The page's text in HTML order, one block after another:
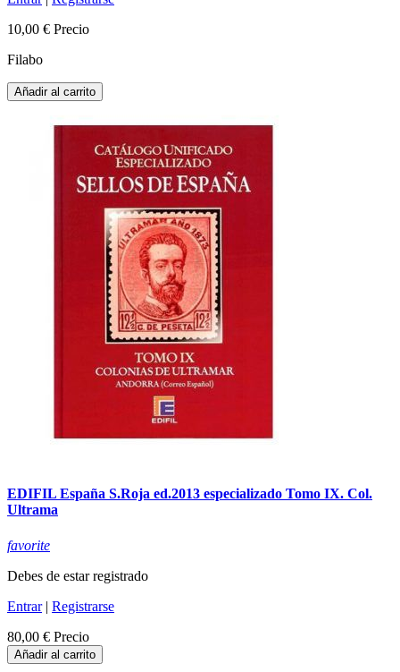
10,00 € Precio
Filabo
Añadir al carrito
EDIFIL España S.Roja ed.2013 especializado Tomo IX. Col.
Ultrama
favorite
Debes de estar registrado
Entrar| Registrarse
80,00 € Precio
Añadir al carrito